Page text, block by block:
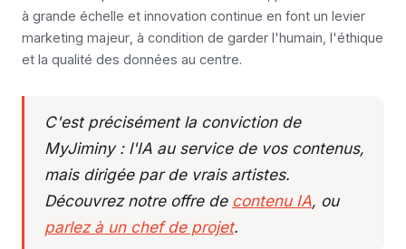
à grande échelle et innovation continue en font un levier
marketing majeur, à condition de garder l'humain, l'éthique
et la qualité des données au centre.
C'est précisément la conviction de
MyJiminy : l'IA au service de vos contenus,
mais dirigée par de vrais artistes.
Découvrez notre offre de contenu IA, ou
parlez à un chef de projet.